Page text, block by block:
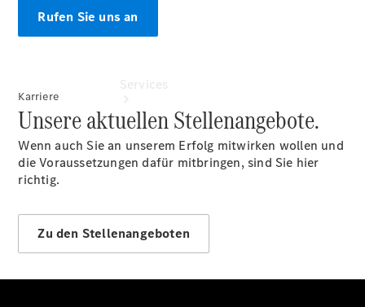
Übersicht
Finanzdienste
Reifen &
Rufen Sie uns an
Karriere
Unsere aktuellen Stellenangebote.
Wenn auch Sie an unserem Erfolg mitwirken wollen und
die Voraussetzungen dafür mitbringen, sind Sie hier
richtig.
Zu den Stellenangeboten